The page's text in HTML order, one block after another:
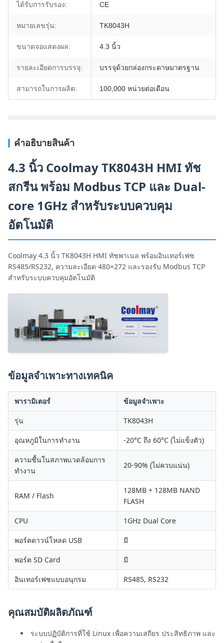
ได้รับการรับรอง: CE
หมายเลขรุ่น: TK8043H
ขนาดจอแสดงผล: 4.3 นิ้ว
รายละเอียดการบรรจุ: บรรจุด้วยกล่องกระดาษมาตรฐาน
สามารถในการผลิต: 100,000 หน่วยต่อเดือน
คำอธิบายสินค้า
4.3 นิ้ว Coolmay TK8043H HMI ทัช
สกรีน พร้อม Modbus TCP และ Dual-
core 1GHz สำหรับระบบควบคุม
อัตโนมัติ
Coolmay 4.3 นิ้ว TK8043H HMI ทัชพาเนล พร้อมอินเทอร์เฟซ
RS485/RS232, ความละเอียด 480×272 และรองรับ Modbus TCP
สำหรับระบบควบคุมอัตโนมัติ
ข้อมูลจำเพาะทางเทคนิค
พารามิเตอร์ ข้อมูลจำเพาะ
รุ่น TK8043H
อุณหภูมิในการทำงาน -20°C ถึง 60°C (ไม่แข็งตัว)
ความชื้นในสภาพแวดล้อมการ
ทำงาน
20-90% (ไม่ควบแน่น)
RAM / Flash
128MB + 128MB NAND
FLASH
CPU 1GHz Dual Core
พอร์ตดาวน์โหลด USB มี
พอร์ต SD Card มี
อินเทอร์เฟซแบบอนุกรม RS485, RS232
คุณสมบัติผลิตภัณฑ์
ระบบปฏิบัติการที่ใช้ Linux เพื่อความเสถียร ประสิทธิภาพ และ